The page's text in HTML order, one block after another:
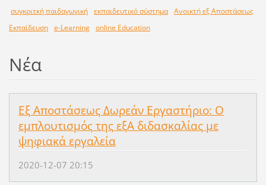
συγκριτκή παιδαγωγική εκπαιδευτικό σύστημα Ανοικτή εξ Αποστάσεως
Εκπαίδευση e-Learning online Education
Νέα
Εξ Αποστάσεως Δωρεάν Εργαστήριο: Ο
εμπλουτισμός της εξΑ διδασκαλίας με
ψηφιακά εργαλεία
2020-12-07 20:15